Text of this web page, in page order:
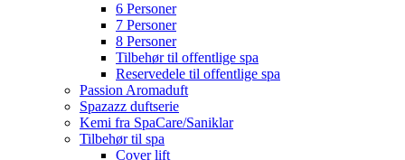
6 Personer
7 Personer
8 Personer
Tilbehør til offentlige spa
Reservedele til offentlige spa
Passion Aromaduft
Spazazz duftserie
Kemi fra SpaCare/Saniklar
Tilbehør til spa
Cover lift